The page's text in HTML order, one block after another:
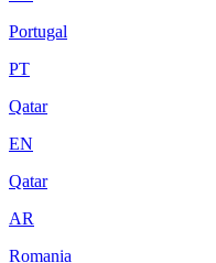
Portugal
PT
Qatar
EN
Qatar
AR
Romania